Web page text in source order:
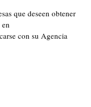
que deseen obtener
con su Agencia